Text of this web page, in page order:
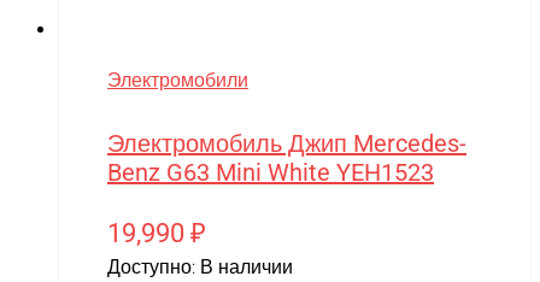
Электромобили
Электромобиль Джип Mercedes-
Benz G63 Mini White YEH1523
19,990 ₽
Доступно: В наличии